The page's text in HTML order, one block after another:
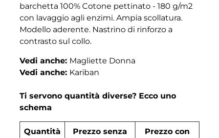
barchetta 100% Cotone pettinato - 180 g/m2
con lavaggio agli enzimi. Ampia scollatura.
Modello aderente. Nastrino di rinforzo a
contrasto sul collo.
Vedi anche: Magliette Donna
Vedi anche: Kariban
Ti servono quantità diverse? Ecco uno
schema
Quantità
Prezzo senza
Prezzo con